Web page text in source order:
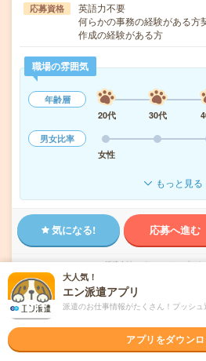
応募資格
英語力不要
何らかの事務の経験がある方
作成の経験がある方
職場の雰囲気
年齢層
20代
30代
男女比率
女性
もっと見る
気になる! 応募へ進む
派遣会社 パーソルテンプスタ
未読 掲載日 2026/08/06
1750円＊＼いまどきIT企
大人気！
エン派遣アプリ
派遣のお仕事情報がたくさん！プッシュ
アプリをダウン